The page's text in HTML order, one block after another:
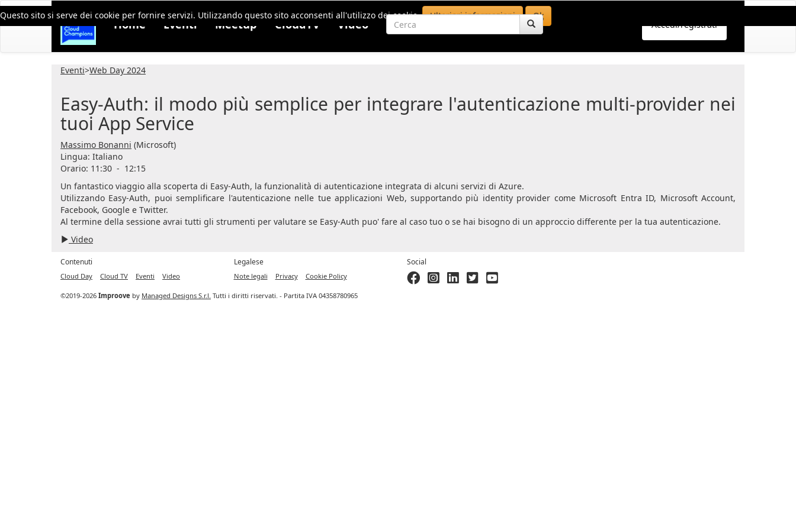
Questo sito si serve dei cookie per fornire servizi. Utilizzando questo sito acconsenti all'utilizzo dei cookie. Ulteriori informazioni Ok
Home Eventi Meetup CloudTV Video Accedi/registrati
Eventi>Web Day 2024
Easy-Auth: il modo più semplice per integrare l'autenticazione multi-provider nei
tuoi App Service
Massimo Bonanni (Microsoft)
Lingua: Italiano
Orario: 11:30 - 12:15
Un fantastico viaggio alla scoperta di Easy-Auth, la funzionalità di autenticazione integrata di alcuni servizi di Azure.
Utilizzando Easy-Auth, puoi semplificare l'autenticazione nelle tue applicazioni Web, supportando più identity provider come Microsoft Entra ID, Microsoft Account,
Facebook, Google e Twitter.
Al termine della sessione avrai tutti gli strumenti per valutare se Easy-Auth puo' fare al caso tuo o se hai bisogno di un approccio differente per la tua autenticazione.
Video
Contenuti
Cloud Day Cloud TV Eventi Video
Legalese
Note legali Privacy Cookie Policy
Social
©2019-2026 Improove by Managed Designs S.r.l. Tutti i diritti riservati. - Partita IVA 04358780965